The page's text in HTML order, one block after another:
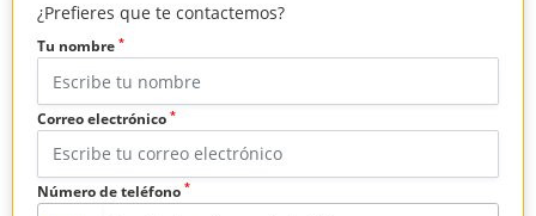
¿Prefieres que te contactemos?
Tu nombre *
Correo electrónico *
Número de teléfono *